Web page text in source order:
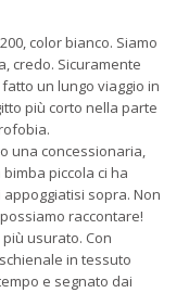
color bianco. Siamo
credo. Sicuramente
un lungo viaggio in
più corto nella parte
una concessionaria,
piccola ci ha
sopra. Non
raccontare!
usurato. Con
in tessuto
e segnato dai